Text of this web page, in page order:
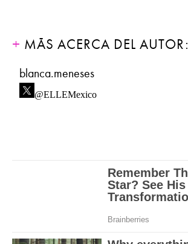
MÁS ACERCA DEL AUTOR:
blanca.meneses
@ELLEMexico